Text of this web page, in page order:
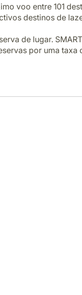
voo entre 101
destinos de
de lugar.
por uma taxa